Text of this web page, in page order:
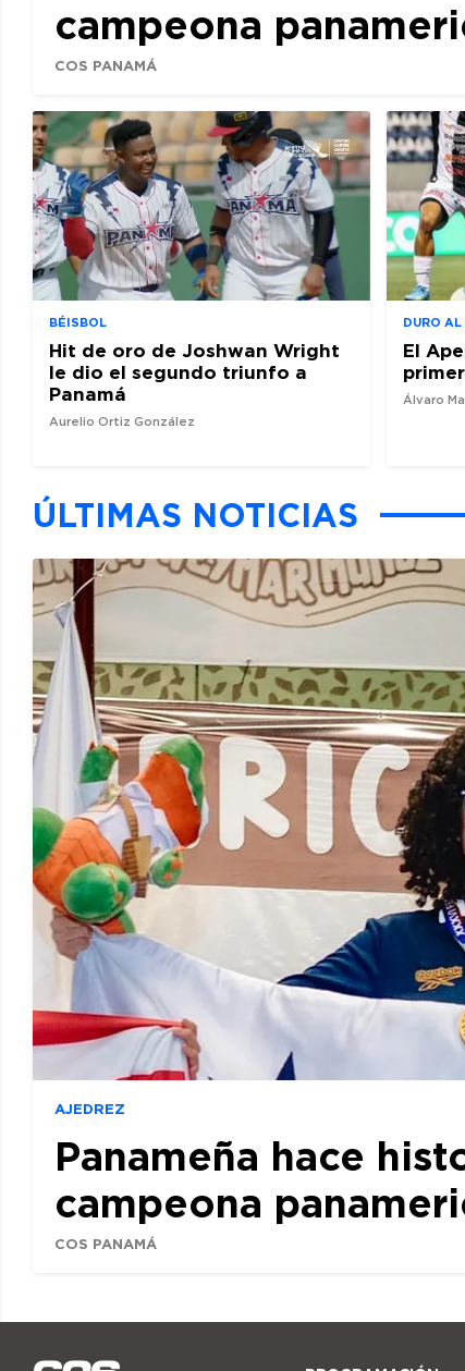
campeona
COS PANAMÁ
BÉISBOL
Hit de oro de Joshwan Wright
le dio el segundo triunfo a
Panamá
Aurelio Ortiz González
DURO AL
El
Álvaro
ÚLTIMAS NOTICIAS
AJEDREZ
Panameña hace
campeona
COS PANAMÁ